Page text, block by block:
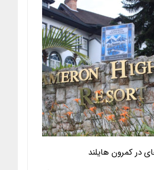
در کمرون هایلند